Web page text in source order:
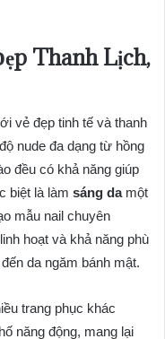
Thanh Lịch,
vẻ đẹp tinh tế và thanh
nude đa dạng từ hồng
đều có khả năng giúp
biệt là làm sáng damột
mẫu nail chuyên
hoạt và khả năng phù
da ngăm bánh mật.
trang phục khác
năng động, mang lại